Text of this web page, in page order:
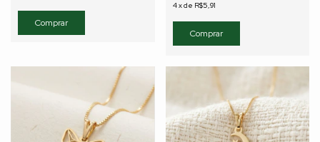
Comprar
4xde R$5,91